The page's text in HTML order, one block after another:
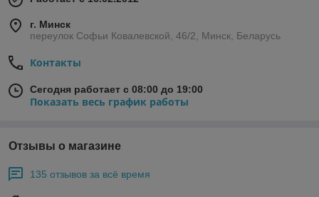
г. Минск
переулок Софьи Ковалевской, 46/2, Минск, Беларусь
Контакты
Сегодня работает с 08:00 до 19:00
Показать весь график работы
Отзывы о магазине
135 отзывов за всё время